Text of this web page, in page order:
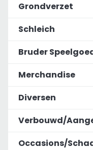
Grondverzet
Schleich
Bruder
Merchandise
Diversen
Verbouwd/
Occasions/